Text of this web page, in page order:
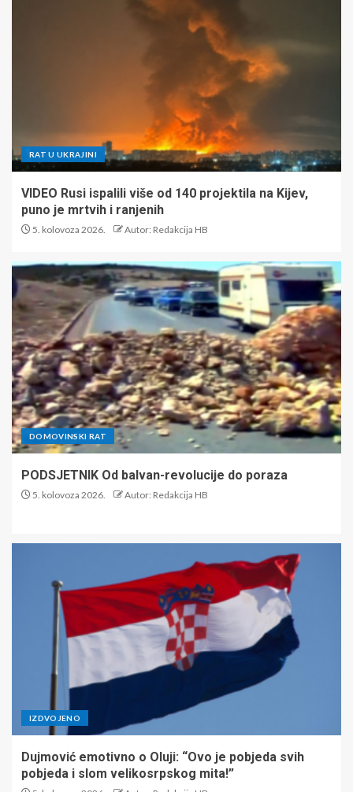
RAT U UKRAJINI
VIDEO Rusi ispalili više od 140 projektila na Kijev,
puno je mrtvih i ranjenih
5. kolovoza 2026. Autor: Redakcija HB
DOMOVINSKI RAT
PODSJETNIK Od balvan-revolucije do poraza
5. kolovoza 2026. Autor: Redakcija HB
IZDVOJENO
Dujmović emotivno o Oluji: “Ovo je pobjeda svih
pobjeda i slom velikosrpskog mita!”